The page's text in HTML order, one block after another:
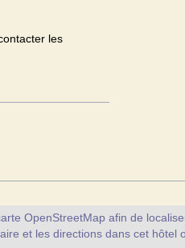
les
OpenStreetMap afin de
et les directions dans cet hôtel